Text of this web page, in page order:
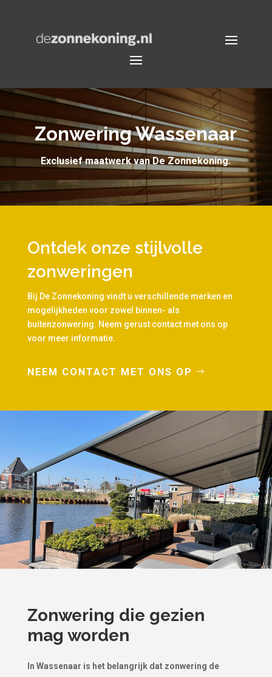
Zonwering Wassenaar
Exclusief maatwerk van De Zonnekoning.
Ontdek onze stijlvolle
zonweringen
Bij De Zonnekoning vindt u verschillende merken en
mogelijkheden voor zowel binnen- als
buitenzonwering. Neem gerust contact met ons op
voor meer informatie.
NEEM CONTACT MET ONS OP
Zonwering die gezien
mag worden
In Wassenaar is het belangrijk dat zonwering de